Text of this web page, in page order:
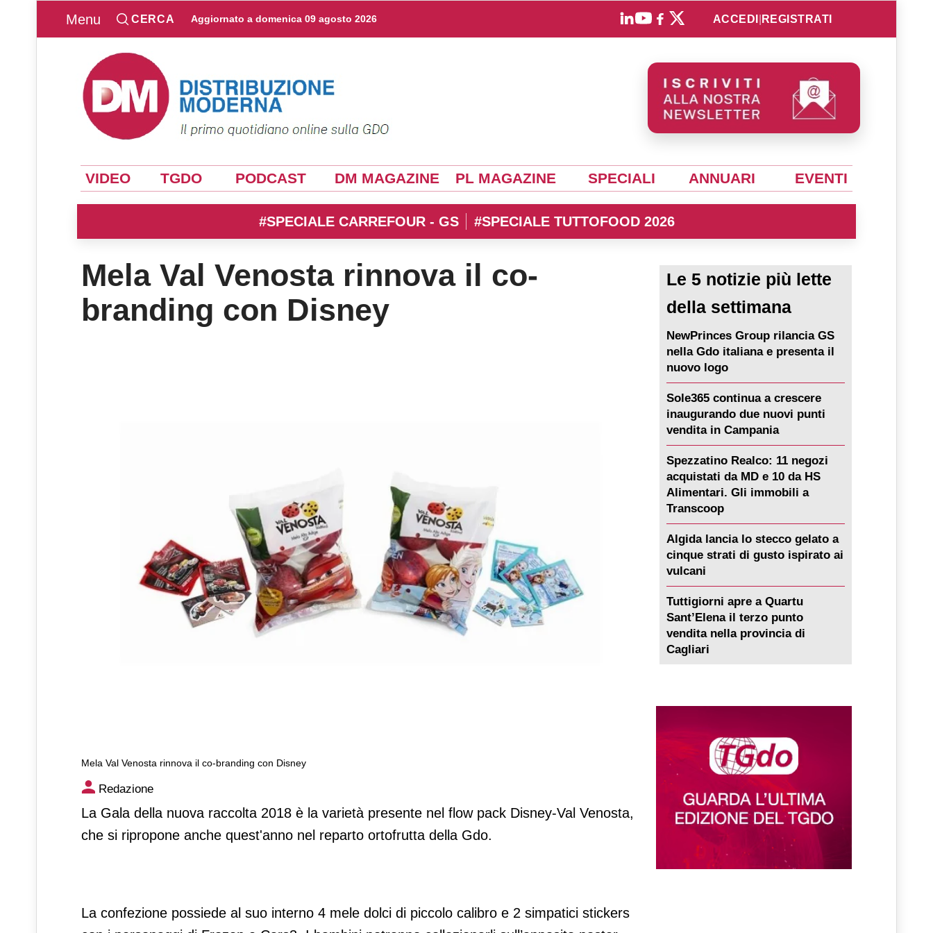
Menu CERCA Aggiornato a domenica 09 agosto 2026 ACCEDI REGISTRATI
VIDEO TGDO PODCAST DM MAGAZINE PL MAGAZINE SPECIALI ANNUARI EVENTI
#SPECIALE CARREFOUR - GS #SPECIALE TUTTOFOOD 2026
Mela Val Venosta rinnova il co-
branding con Disney
Mela Val Venosta rinnova il co-branding con Disney
Mela Val Venosta rinnova il co-branding con Disney
Redazione
La Gala della nuova raccolta 2018 è la varietà presente nel flow pack Disney-Val Venosta,
che si ripropone anche quest'anno nel reparto ortofrutta della Gdo.
La confezione possiede al suo interno 4 mele dolci di piccolo calibro e 2 simpatici stickers
Le 5 notizie più lette
della settimana
NewPrinces Group rilancia GS
nella Gdo italiana e presenta il
nuovo logo
Sole365 continua a crescere
inaugurando due nuovi punti
vendita in Campania
Spezzatino Realco: 11 negozi
acquistati da MD e 10 da HS
Alimentari. Gli immobili a
Transcoop
Algida lancia lo stecco gelato a
cinque strati di gusto ispirato ai
vulcani
Tuttigiorni apre a Quartu
Sant’Elena il terzo punto
vendita nella provincia di
Cagliari